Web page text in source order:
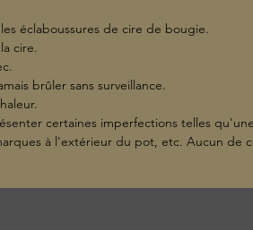
éclaboussures de cire de bougie.
cire.
brûler sans surveillance.
certaines imperfections telles
à l'extérieur du pot, etc. Aucun de